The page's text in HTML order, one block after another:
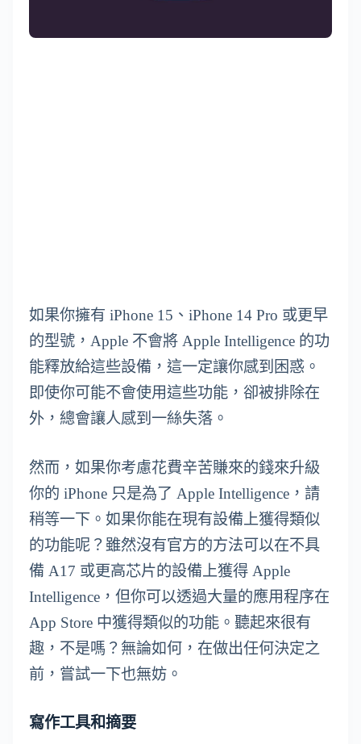
如果你擁有 iPhone 15、iPhone 14 Pro 或更早
的型號，Apple 不會將 Apple Intelligence 的功
能釋放給這些設備，這一定讓你感到困惑。
即使你可能不會使用這些功能，卻被排除在
外，總會讓人感到一絲失落。
然而，如果你考慮花費辛苦賺來的錢來升級
你的 iPhone 只是為了 Apple Intelligence，請
稍等一下。如果你能在現有設備上獲得類似
的功能呢？雖然沒有官方的方法可以在不具
備 A17 或更高芯片的設備上獲得 Apple
Intelligence，但你可以透過大量的應用程序在
App Store 中獲得類似的功能。聽起來很有
趣，不是嗎？無論如何，在做出任何決定之
前，嘗試一下也無妨。
寫作工具和摘要